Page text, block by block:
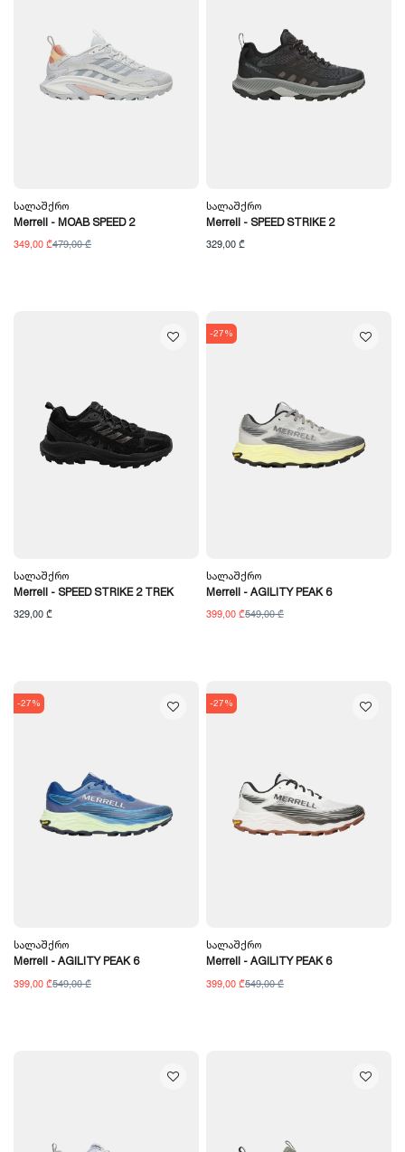
Სალაშქრო
Merrell - MOAB SPEED 2
349,00 ₾479,00 ₾
Სალაშქრო
Merrell - SPEED STRIKE 2
329,00 ₾
Სალაშქრო
Merrell - SPEED STRIKE 2 TREK
329,00 ₾
-27%
Სალაშქრო
Merrell - AGILITY PEAK 6
399,00 ₾549,00 ₾
-27%
Სალაშქრო
Merrell - AGILITY PEAK 6
399,00 ₾549,00 ₾
-27%
Სალაშქრო
Merrell - AGILITY PEAK 6
399,00 ₾549,00 ₾